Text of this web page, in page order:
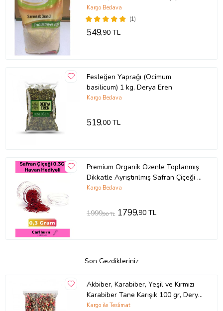
tarihli)
(1)
Kargo Bedava
549,90 TL
Fesleğen Yaprağı (Ocimum
basilicum) 1 kg, Derya Eren
Kargo Bedava
519,00 TL
Premium Organik Özenle Toplanmış
Dikkatle Ayrıştırılmış Safran Çiçeği 3
Gr - Havan Hediyeli
Kargo Bedava
1999,90 TL 1799,90 TL
Son Gezdikleriniz
Akbiber, Karabiber, Yeşil ve Kırmızı
Karabiber Tane Karışık 100 gr, Derya
Eren
Kargo ile Teslimat